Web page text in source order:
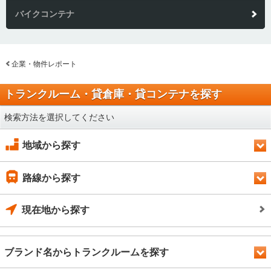
バイクコンテナ
企業・物件レポート
トランクルーム・貸倉庫・貸コンテナを探す
検索方法を選択してください
地域から探す
路線から探す
現在地から探す
ブランド名からトランクルームを探す